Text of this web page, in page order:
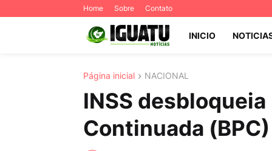
Home Sobre Contato
INICIO
Página inicial NACIONAL
INSS
Continuada (BPC)